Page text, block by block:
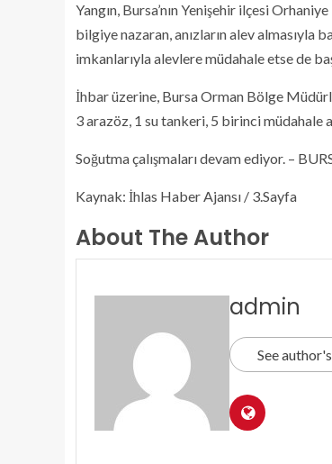
Yangın, Bursa’nın Yenişehir ilçesi
bilgiye nazaran, anızların alev almasıyla
imkanlarıyla alevlere müdahale etse de
İhbar üzerine, Bursa Orman Bölge
3 arazöz, 1 su tankeri, 5 birinci müdahale
Soğutma çalışmaları devam ediyor. –
Kaynak: İhlas Haber Ajansı / 3.Sayfa
About The Author
admin
See